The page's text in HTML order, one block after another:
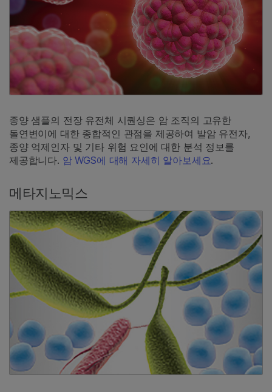
종양 샘플의 전장 유전체 시퀀싱은 암 조직의 고유한
돌연변이에 대한 종합적인 관점을 제공하여 발암 유전자,
종양 억제인자 및 기타 위험 요인에 대한 분석 정보를
제공합니다. 암 WGS에 대해 자세히 알아보세요.
메타지노믹스